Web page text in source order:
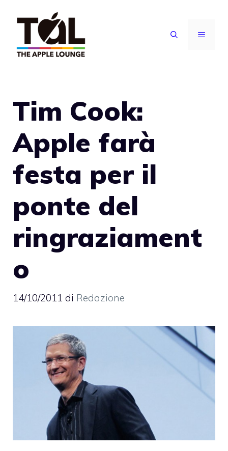
contenuto
MENU
Tim Cook:
Apple farà
festa per il
ponte del
ringraziament
o
14/10/2011 di Redazione